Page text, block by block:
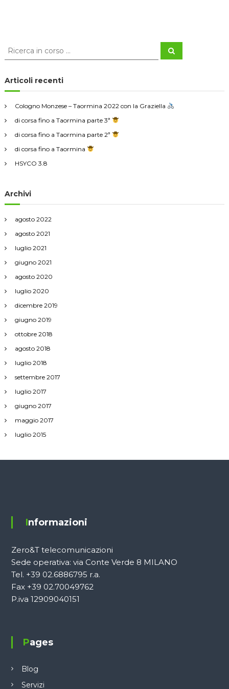
C
e
c
a
C
Articoli recenti
Cologno Monzese – Taormina 2022 con la Graziella
di corsa fino a Taormina parte 3ª
di corsa fino a Taormina parte 2ª
di corsa fino a Taormina
HSYCO 3.8
Archivi
agosto 2022
agosto 2021
luglio 2021
giugno 2021
agosto 2020
luglio 2020
dicembre 2019
giugno 2019
ottobre 2018
agosto 2018
luglio 2018
settembre 2017
luglio 2017
giugno 2017
maggio 2017
luglio 2015
Informazioni
Zero&T telecomunicazioni
Sede operativa: via Conte Verde 8 MILANO
Tel. +39 02.6886795 r.a.
Fax +39 02.70049762
P.iva 12909040151
Pages
Blog
Servizi